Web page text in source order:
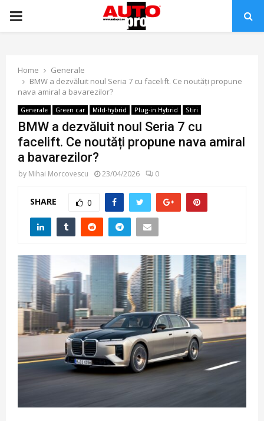
PRIMARY
Home
Generale
BMW a dezvăluit noul Seria 7 cu facelift. Ce noutăți propune
nava amiral a bavarezilor?
Generale Green car Mild-hybrid Plug-in Hybrid Stiri
BMW a dezvăluit noul Seria 7 cu
facelift. Ce noutăți propune nava amiral
a bavarezilor?
by Mihai Morcovescu 23/04/2026 0
SHARE 0